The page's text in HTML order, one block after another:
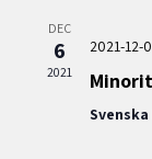
DEC
6
2021
2021-12-
Svenska